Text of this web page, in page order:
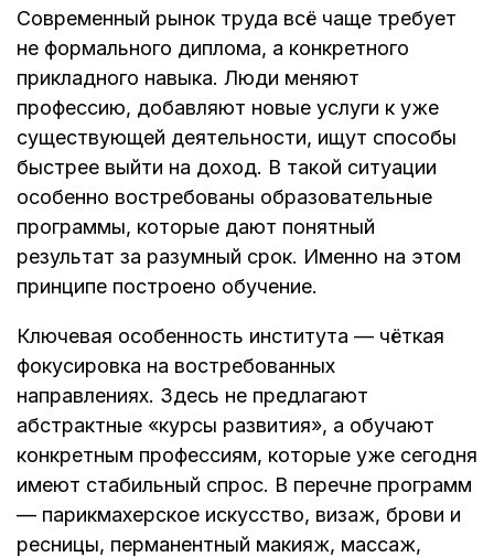
Современный рынок труда всё чаще требует
не формального диплома, а конкретного
прикладного навыка. Люди меняют
профессию, добавляют новые услуги к уже
существующей деятельности, ищут способы
быстрее выйти на доход. В такой ситуации
особенно востребованы образовательные
программы, которые дают понятный
результат за разумный срок. Именно на этом
принципе построено обучение.
Ключевая особенность института — чёткая
фокусировка на востребованных
направлениях. Здесь не предлагают
абстрактные «курсы развития», а обучают
конкретным профессиям, которые уже сегодня
имеют стабильный спрос. В перечне программ
— парикмахерское искусство, визаж, брови и
ресницы, перманентный макияж, массаж,